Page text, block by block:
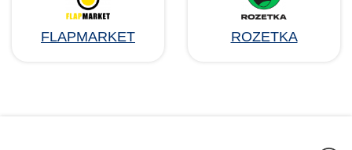
FLAPMARKET ROZETKA